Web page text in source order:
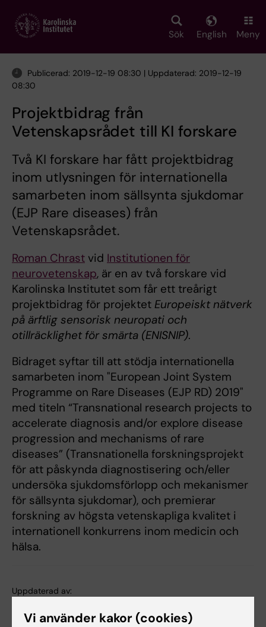
main
Sök English Meny
Publicerad: 2019-12-19 08:30 | Uppdaterad: 2019-12-19
08:30
Projektbidrag från
Vetenskapsrådet till KI forskare
Två KI forskare har fått projektbidrag
inom utlysningen för internationella
samarbeten inom sällsynta sjukdomar
(EJP Rare diseases) från
Vetenskapsrådet.
Roman Chrast vid Institutionen för
neurovetenskap, är en av två forskare vid
Karolinska Institutet som får ett treårigt
projektbidrag för projektet Europeiskt nätverk
på ärftlig sensorisk neuropati och
otillräcklighet för smärta (ENISNIP).
Bidraget syftar till att stödja internationella
samarbeten inom "European Joint System
Programme on Rare Diseases (EJP RD) 2019"
med titeln “Transnational research projects to
accelerate diagnosis and/or explore disease
progression and mechanisms of rare
diseases” (Transnationella forskningsprojekt
för att påskynda diagnostisering och/eller
undersöka sjukdomsförlopp och mekanismer
för sällsynta sjukdomar), och premierar
forskning av högsta vetenskapliga kvalitet i
internationell konkurrens inom medicin och
hälsa.
Uppdaterad av:
Innehållsgranskare:
Vi använder kakor (cookies)